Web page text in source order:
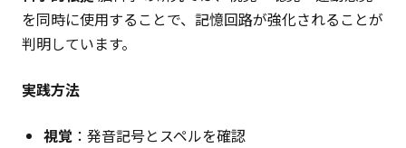
を同時に使用することで、記憶回路が強化されることが
判明しています。
実践方法
視覚 ：発音記号とスペルを確認